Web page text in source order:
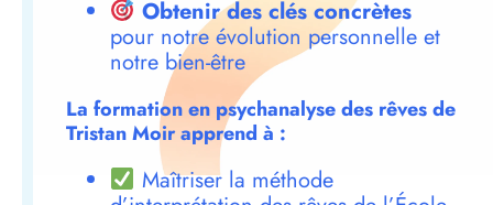
Obtenir des clés concrètes
pour notre évolution personnelle et
notre bien-être
La formation en psychanalyse des rêves de
Tristan Moir apprend à :
Maîtriser la méthode